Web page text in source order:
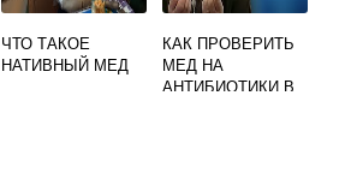
ЧТО ТАКОЕ
НАТИВНЫЙ МЕД
КАК ПРОВЕРИТЬ
МЕД НА
АНТИБИОТИКИ В